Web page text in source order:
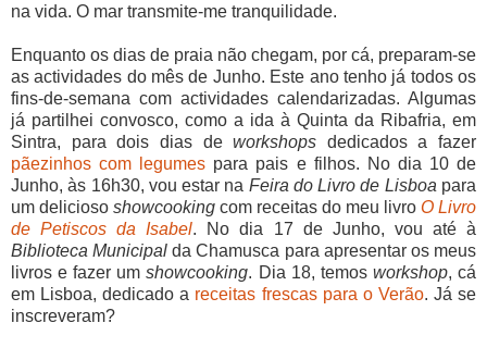
na vida. O mar transmite-me tranquilidade.
Enquanto os dias de praia não chegam, por cá, preparam-se
as actividades do mês de Junho. Este ano tenho já todos os
fins-de-semana com actividades calendarizadas. Algumas
já partilhei convosco, como a ida à Quinta da Ribafria, em
Sintra, para dois dias deworkshops dedicados a fazer
pãezinhos com legumes para pais e filhos. No dia 10 de
Junho, às 16h30, vou estar na Feira do Livro de Lisboa para
um delicioso showcooking com receitas do meu livro O Livro
de Petiscos da Isabel. No dia 17 de Junho, vou até à
Biblioteca Municipal da Chamusca para apresentar os meus
livros e fazer umshowcooking. Dia 18, temos workshop, cá
em Lisboa, dedicado a receitas frescas para o Verão. Já se
inscreveram?